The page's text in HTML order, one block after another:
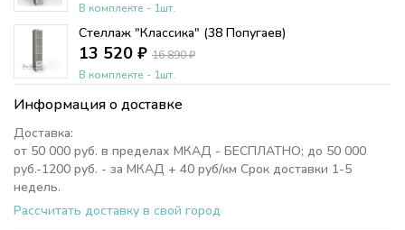
В комплекте - 1шт.
Стеллаж "Классика" (38 Попугаев)
13 520 ₽ 16 890₽
В комплекте - 1шт.
Информация о доставке
Доставка:
от 50 000 руб. в пределах МКАД - БЕСПЛАТНО; до 50 000
руб.-1200 руб. - за МКАД + 40 руб/км Срок доставки 1-5
недель.
Рассчитать доставку в свой город